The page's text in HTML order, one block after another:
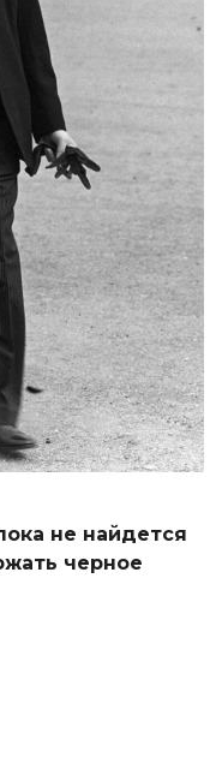
не найдется
черное